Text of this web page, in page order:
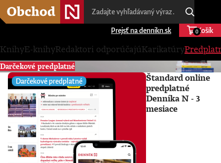
Prejsť na dennikn.sk Košík
0
KnihyE-knihyRedaktori odporúčajúKarikatúry
Darčekové predplatné
Darčekové predplatné
Štandard online
predplatné
Denníka N - 3
mesiace